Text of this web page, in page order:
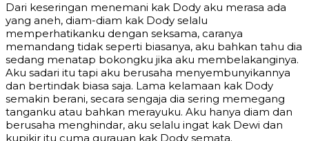
Dari keseringan menemani kak Dody aku merasa ada
yang aneh, diam-diam kak Dody selalu
memperhatikanku dengan seksama, caranya
memandang tidak seperti biasanya, aku bahkan tahu dia
sedang menatap bokongku jika aku membelakanginya.
Aku sadari itu tapi aku berusaha menyembunyikannya
dan bertindak biasa saja. Lama kelamaan kak Dody
semakin berani, secara sengaja dia sering memegang
tanganku atau bahkan merayuku. Aku hanya diam dan
berusaha menghindar, aku selalu ingat kak Dewi dan
kupikir itu cuma gurauan kak Dody semata.